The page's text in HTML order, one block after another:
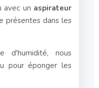
avec un aspirateur
présentes dans les
d'humidité, nous
pour éponger les